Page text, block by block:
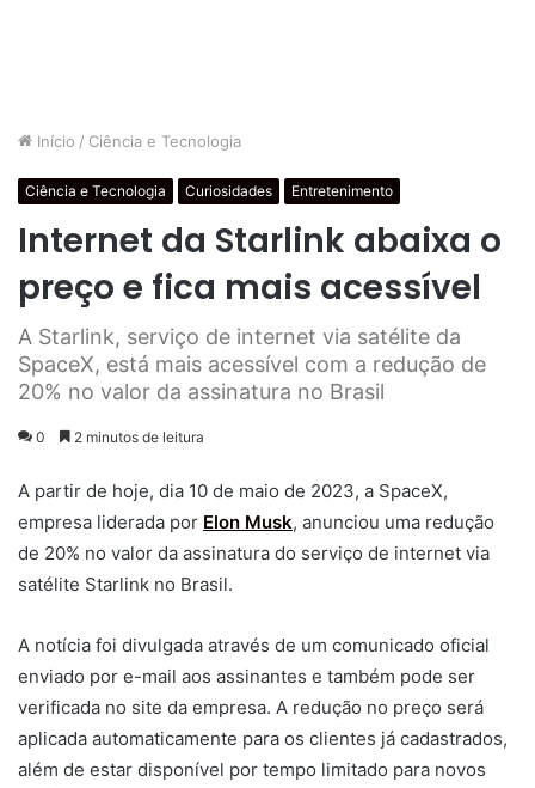
Início / Ciência e Tecnologia
Ciência e Tecnologia Curiosidades Entretenimento
Internet da Starlink abaixa o
preço e fica mais acessível
A Starlink, serviço de internet via satélite da
SpaceX, está mais acessível com a redução de
20% no valor da assinatura no Brasil
0 2 minutos de leitura
A partir de hoje, dia 10 de maio de 2023, a SpaceX,
empresa liderada por Elon Musk, anunciou uma redução
de 20% no valor da assinatura do serviço de internet via
satélite Starlink no Brasil.
A notícia foi divulgada através de um comunicado oficial
enviado por e-mail aos assinantes e também pode ser
verificada no site da empresa. A redução no preço será
aplicada automaticamente para os clientes já cadastrados,
além de estar disponível por tempo limitado para novos